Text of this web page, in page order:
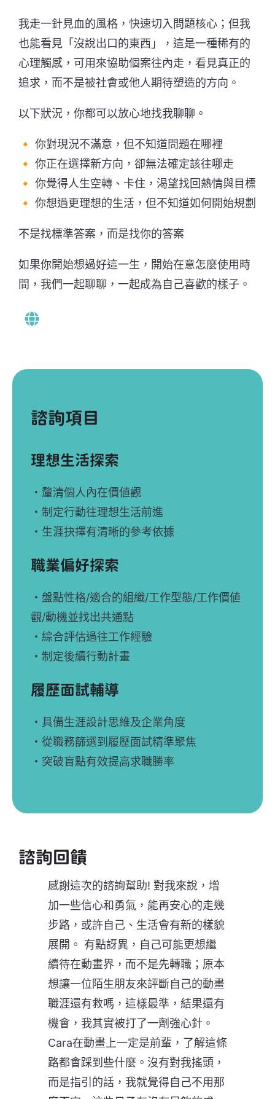
我走一針見血的風格，快速切入問題核心；但我
也能看見「沒說出口的東西」，這是一種稀有的
心理觸感，可用來協助個案往內走，看見真正的
追求，而不是被社會或他人期待塑造的方向。
以下狀況，你都可以放心地找我聊聊。
🔸 你對現況不滿意，但不知道問題在哪裡
🔸 你正在選擇新方向，卻無法確定該往哪走
🔸 你覺得人生空轉、卡住，渴望找回熱情與目標
🔸 你想過更理想的生活，但不知道如何開始規劃
不是找標準答案，而是找你的答案
如果你開始想過好這一生，開始在意怎麼使用時
間，我們一起聊聊，一起成為自己喜歡的樣子。
諮詢項目
理想生活探索
・釐清個人內在價値觀
・制定行動往理想生活前進
・生涯抉擇有清晰的參考依據
職業偏好探索
・盤點性格/適合的組織/工作型態/工作價値
觀/動機並找出共通點
・綜合評估過往工作經驗
・制定後續行動計畫
履歷面試輔導
・具備生涯設計思維及企業角度
・從職務篩選到履歷面試精準聚焦
・突破盲點有效提高求職勝率
諮詢回饋
感謝這次的諮詢幫助! 對我來說，增
加一些信心和勇氣，能再安心的走幾
步路，或許自己、生活會有新的樣貌
展開。 有點訝異，自己可能更想繼
續待在動畫界，而不是先轉職；原本
想讓一位陌生朋友來評斷自己的動畫
職涯還有救嗎，這樣最準，結果還有
機會，我其實被打了一劑強心針。
Cara在動畫上一定是前輩，了解這條
路都會踩到些什麼。沒有對我搖頭，
而是指引的話，我就覺得自己不用那